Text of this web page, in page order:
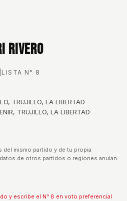
Rivero
LISTA N° 8
TRUJILLO, LA LIBERTAD
TRUJILLO, LA LIBERTAD
del mismo partido y de tu propia
de otros partidos o regiones anulan
y escribe el N° 8 en voto preferencial